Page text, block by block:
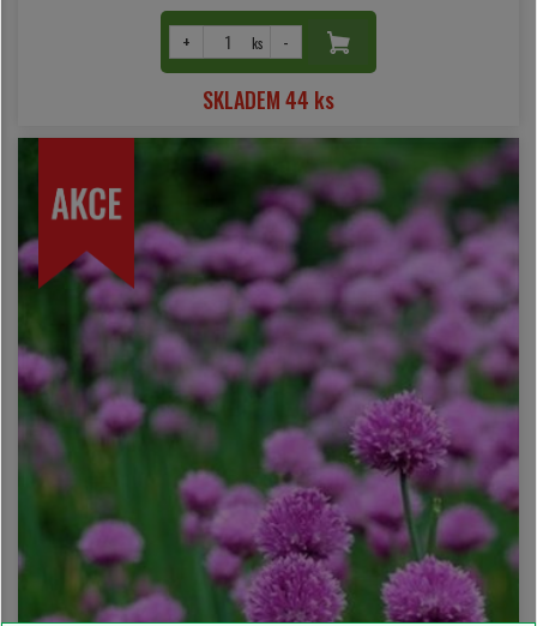
+ ks -
SKLADEM 44 ks